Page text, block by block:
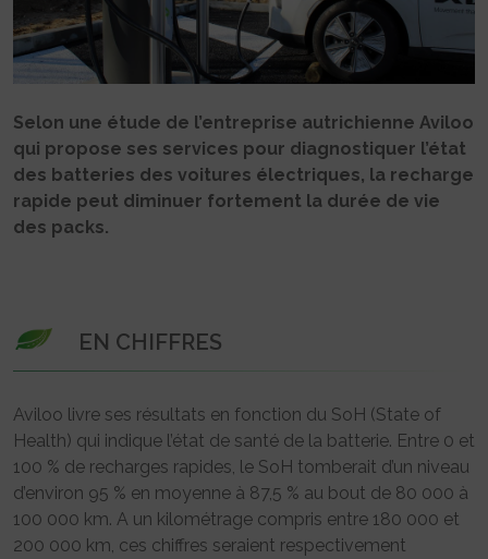
Selon une étude de l’entreprise autrichienne Aviloo
qui propose ses services pour diagnostiquer l’état
des batteries des voitures électriques, la recharge
rapide peut diminuer fortement la durée de vie
des packs.
EN CHIFFRES
Aviloo livre ses résultats en fonction du SoH (State of
Health) qui indique l’état de santé de la batterie. Entre 0 et
100 % de recharges rapides, le SoH tomberait d’un niveau
d’environ 95 % en moyenne à 87,5 % au bout de 80 000 à
100 000 km. A un kilométrage compris entre 180 000 et
200 000 km, ces chiffres seraient respectivement